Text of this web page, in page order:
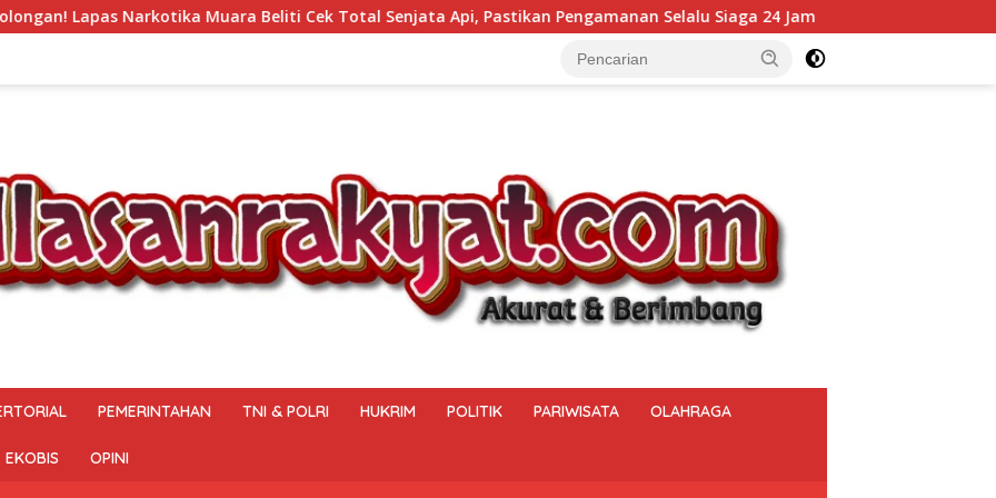
Cek Total Senjata Api, Pastikan Pengamanan Selalu Siaga 24 Jam Kalapas Muara Beliti Kumpulkan Seluruh
PEMERINTAHAN TNI & POLRI HUKRIM POLITIK PARIWISATA OLAHRAGA
EKOBIS OPINI